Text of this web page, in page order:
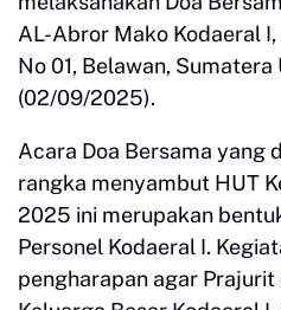
AL-Abror Mako Kodaeral
No 01, Belawan, Sumatera
(02/09/2025).
Acara Doa Bersama yang
rangka menyambut HUT
2025 ini merupakan
Personel Kodaeral I.
pengharapan agar